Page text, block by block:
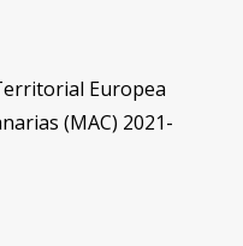
Europea
(MAC) 2021-